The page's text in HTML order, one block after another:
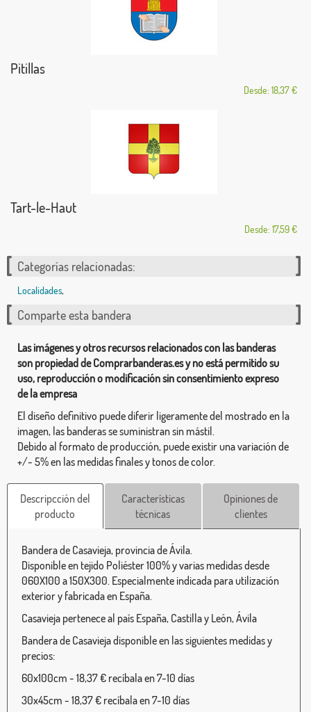
Pitillas
Desde: 18,37 €
Tart-le-Haut
Desde: 17,59 €
Categorías relacionadas:
Localidades,
Comparte esta bandera
Las imágenes y otros recursos relacionados con las banderas
son propiedad de Comprarbanderas.es y no está permitido su
uso, reproducción o modificación sin consentimiento expreso
de la empresa
El diseño definitivo puede diferir ligeramente del mostrado en la
imagen, las banderas se suministran sin mástil.
Debido al formato de producción, puede existir una variación de
+/- 5% en las medidas finales y tonos de color.
Descripcción del
producto
Características
técnicas
Opiniones de
clientes
Bandera de Casavieja, provincia de Ávila.
Disponible en tejido Poliéster 100% y varias medidas desde
060X100 a 150X300. Especialmente indicada para utilización
exterior y fabricada en España.
Casavieja pertenece al país España, Castilla y León, Ávila
Bandera de Casavieja disponible en las siguientes medidas y
precios:
60x100cm - 18,37 € recíbala en 7-10 días
30x45cm - 18,37 € recíbala en 7-10 días